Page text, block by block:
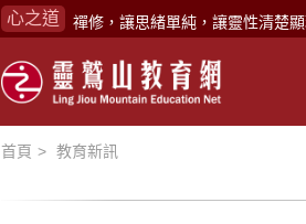
心之道 禪修，讓思緒單純，讓靈性清楚
念頭在心頭，不舒服；轉個念頭
煩惱如同下雨，當雨過天晴，雨
懂得消化煩惱，便能讓生活自在
生命是不斷流動地，安靜下來，
首頁 教育新訊